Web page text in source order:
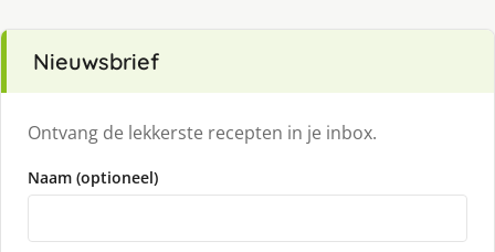
Nieuwsbrief
Ontvang de lekkerste recepten in je inbox.
Naam (optioneel)